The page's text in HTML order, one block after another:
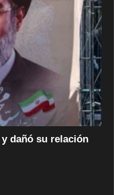
dañó su relación